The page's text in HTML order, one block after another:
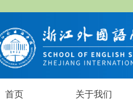
首页 关于我们